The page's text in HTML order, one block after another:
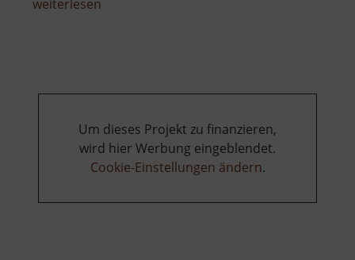
weiterlesen
Um dieses Projekt zu finanzieren,
wird hier Werbung eingeblendet.
Cookie-Einstellungen ändern.